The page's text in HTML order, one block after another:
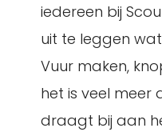
iedereen bij
uit te leggen
Vuur maken,
het is veel
draagt bij aan